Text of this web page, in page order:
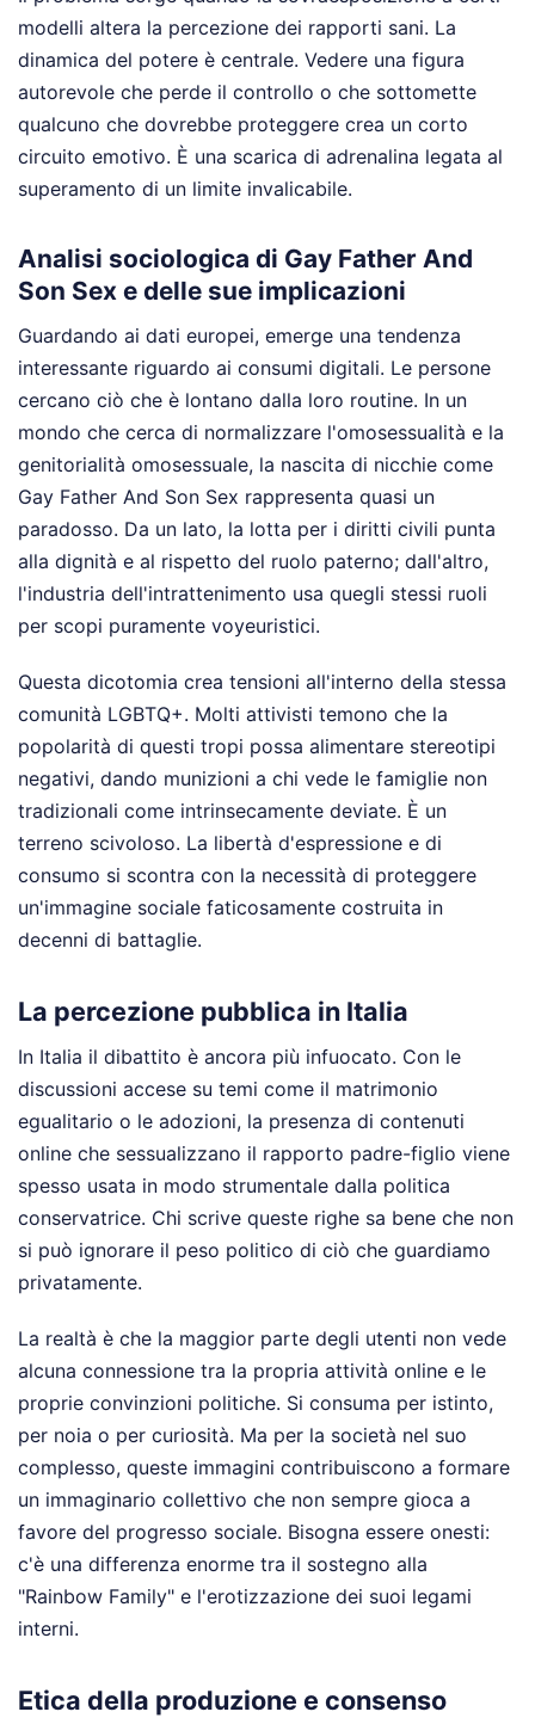
modelli altera la percezione dei rapporti sani. La
dinamica del potere è centrale. Vedere una figura
autorevole che perde il controllo o che sottomette
qualcuno che dovrebbe proteggere crea un corto
circuito emotivo. È una scarica di adrenalina legata al
superamento di un limite invalicabile.
Analisi sociologica di Gay Father And
Son Sex e delle sue implicazioni
Guardando ai dati europei, emerge una tendenza
interessante riguardo ai consumi digitali. Le persone
cercano ciò che è lontano dalla loro routine. In un
mondo che cerca di normalizzare l'omosessualità e la
genitorialità omosessuale, la nascita di nicchie come
Gay Father And Son Sex rappresenta quasi un
paradosso. Da un lato, la lotta per i diritti civili punta
alla dignità e al rispetto del ruolo paterno; dall'altro,
l'industria dell'intrattenimento usa quegli stessi ruoli
per scopi puramente voyeuristici.
Questa dicotomia crea tensioni all'interno della stessa
comunità LGBTQ+. Molti attivisti temono che la
popolarità di questi tropi possa alimentare stereotipi
negativi, dando munizioni a chi vede le famiglie non
tradizionali come intrinsecamente deviate. È un
terreno scivoloso. La libertà d'espressione e di
consumo si scontra con la necessità di proteggere
un'immagine sociale faticosamente costruita in
decenni di battaglie.
La percezione pubblica in Italia
In Italia il dibattito è ancora più infuocato. Con le
discussioni accese su temi come il matrimonio
egualitario o le adozioni, la presenza di contenuti
online che sessualizzano il rapporto padre-figlio viene
spesso usata in modo strumentale dalla politica
conservatrice. Chi scrive queste righe sa bene che non
si può ignorare il peso politico di ciò che guardiamo
privatamente.
La realtà è che la maggior parte degli utenti non vede
alcuna connessione tra la propria attività online e le
proprie convinzioni politiche. Si consuma per istinto,
per noia o per curiosità. Ma per la società nel suo
complesso, queste immagini contribuiscono a formare
un immaginario collettivo che non sempre gioca a
favore del progresso sociale. Bisogna essere onesti:
c'è una differenza enorme tra il sostegno alla
"Rainbow Family" e l'erotizzazione dei suoi legami
interni.
Etica della produzione e consenso